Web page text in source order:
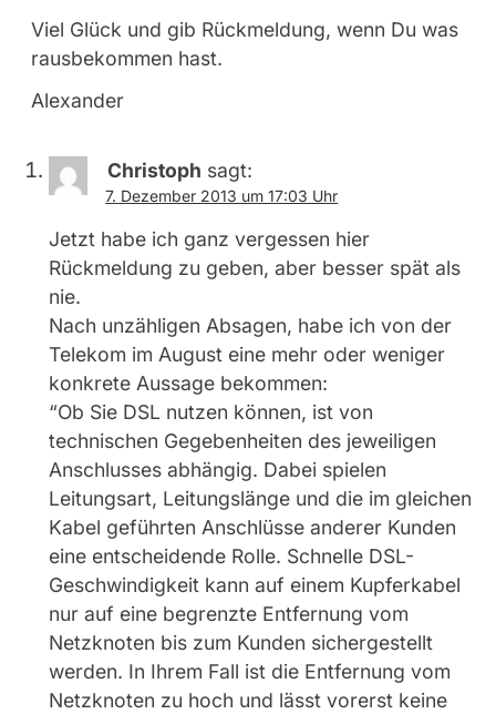
Viel Glück und gib Rückmeldung, wenn Du was
rausbekommen hast.
Alexander
Christoph sagt:
7. Dezember 2013 um 17:03 Uhr
Jetzt habe ich ganz vergessen hier
Rückmeldung zu geben, aber besser spät als
nie.
Nach unzähligen Absagen, habe ich von der
Telekom im August eine mehr oder weniger
konkrete Aussage bekommen:
“Ob Sie DSL nutzen können, ist von
technischen Gegebenheiten des jeweiligen
Anschlusses abhängig. Dabei spielen
Leitungsart, Leitungslänge und die im gleichen
Kabel geführten Anschlüsse anderer Kunden
eine entscheidende Rolle. Schnelle DSL-
Geschwindigkeit kann auf einem Kupferkabel
nur auf eine begrenzte Entfernung vom
Netzknoten bis zum Kunden sichergestellt
werden. In Ihrem Fall ist die Entfernung vom
Netzknoten zu hoch und lässt vorerst keine